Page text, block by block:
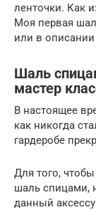
ленточки. Как
Моя первая
или в
Шаль
мастер
В настоящее
как никогда
гардеробе
Для того, чтобы
шаль спицами,
данный